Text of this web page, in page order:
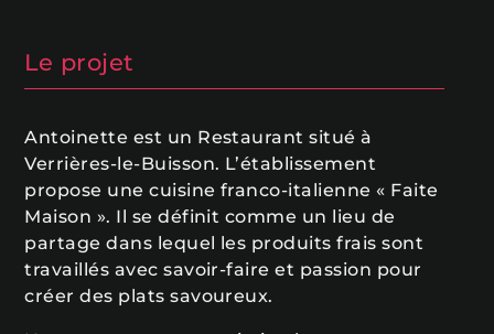
Le projet
Antoinette est un Restaurant situé à
Verrières-le-Buisson. L’établissement
propose une cuisine franco-italienne « Faite
Maison ». Il se définit comme un lieu de
partage dans lequel les produits frais sont
travaillés avec savoir-faire et passion pour
créer des plats savoureux.